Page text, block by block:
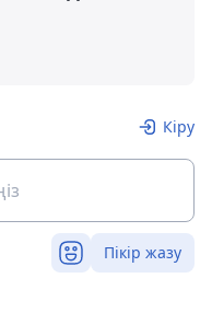
Кіру
Пікір жазу